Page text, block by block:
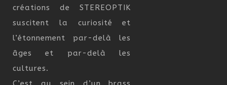
créations de STEREOPTIK
suscitent la curiosité et
l’étonnement par-delà les
âges et par-delà les
cultures.